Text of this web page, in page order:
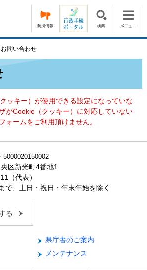
お問い合わせ
ッキー）が使用できる設定になっていな
がCookie（クッキー）に対応していない
ォームをご利用頂けません。
5000020150002
区新光町4番地1
（代表）
で、土日・祝日・年末年始を除く
る
県庁舎のご案内
メンテナンス